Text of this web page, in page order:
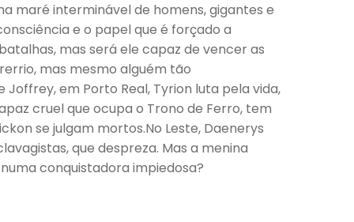
maré interminável de homens, gigantes e
e o papel que é forçado a
mas será ele capaz de vencer as
mas mesmo alguém tão
em Porto Real, Tyrion luta pela vida,
cruel que ocupa o Trono de Ferro, tem
se julgam mortos.No Leste, Daenerys
que despreza. Mas a menina
conquistadora impiedosa?